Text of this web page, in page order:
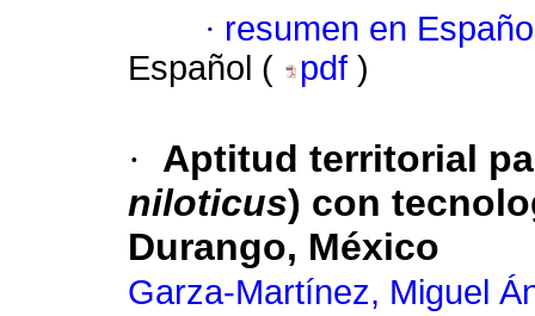
· resumen en
Español (
pdf )
·
Aptitud territorial
niloticus) con
Durango, México
Garza-Martínez, Miguel